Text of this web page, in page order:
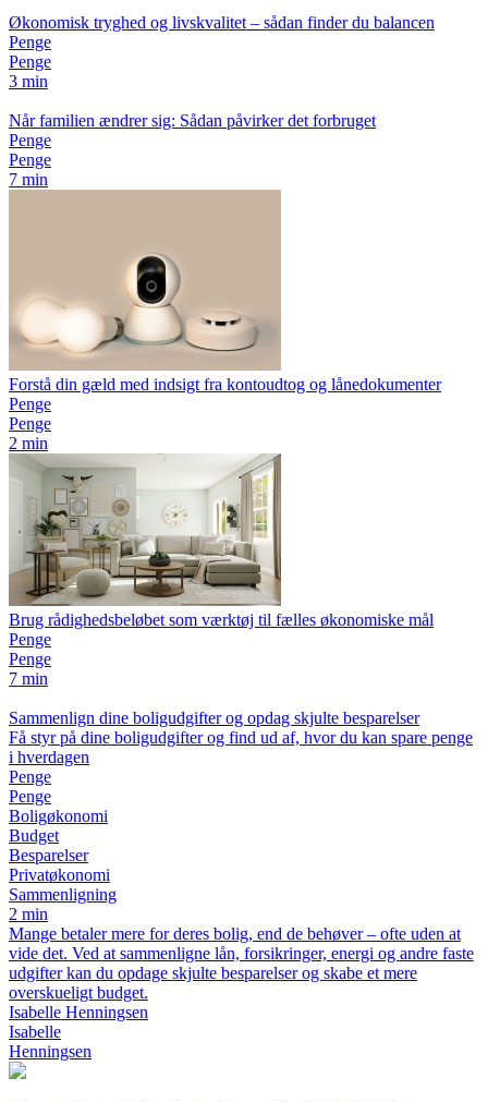
Økonomisk tryghed og livskvalitet – sådan finder du balancen
Penge
Penge
3 min
Når familien ændrer sig: Sådan påvirker det forbruget
Penge
Penge
7 min
Forstå din gæld med indsigt fra kontoudtog og lånedokumenter
Penge
Penge
2 min
Brug rådighedsbeløbet som værktøj til fælles økonomiske mål
Penge
Penge
7 min
Sammenlign dine boligudgifter og opdag skjulte besparelser
Få styr på dine boligudgifter og find ud af, hvor du kan spare penge
i hverdagen
Penge
Penge
Boligøkonomi
Budget
Besparelser
Privatøkonomi
Sammenligning
2 min
Mange betaler mere for deres bolig, end de behøver – ofte uden at
vide det. Ved at sammenligne lån, forsikringer, energi og andre faste
udgifter kan du opdage skjulte besparelser og skabe et mere
overskueligt budget.
Isabelle Henningsen
Isabelle
Henningsen